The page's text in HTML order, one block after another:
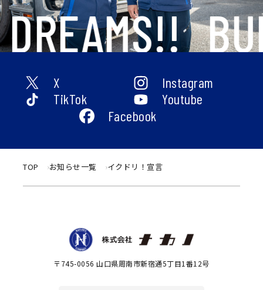
X
Instagram
TikTok
Youtube
Facebook
TOP お知らせ一覧 イクドリ！宣言
〒745-0056 山口県周南市新宿通5丁目1番12号